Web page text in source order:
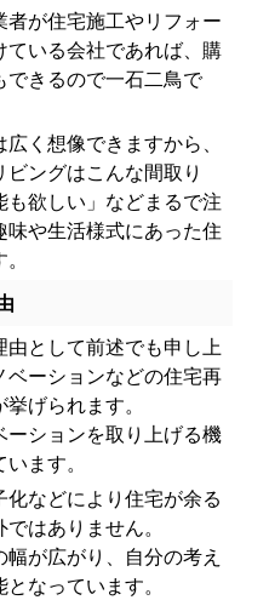
が住宅施工やリフォー
いる会社であれば、購
できるので一石二鳥で
く想像できますから、
ングはこんな間取り
欲しい」などまるで注
や生活様式にあった住
として前述でも申し上
ーションなどの住宅再
げられます。
ションを取り上げる機
ます。
などにより住宅が余る
はありません。
が広がり、自分の考え
なっています。